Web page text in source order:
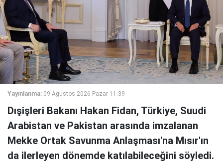
Yayınlanma: 09 Ağustos 2026 Pazar 11:39
Dışişleri Bakanı Hakan Fidan, Türkiye, Suudi
Arabistan ve Pakistan arasında imzalanan
Mekke Ortak Savunma Anlaşması'na Mısır'ın
da ilerleyen dönemde katılabileceğini söyledi.